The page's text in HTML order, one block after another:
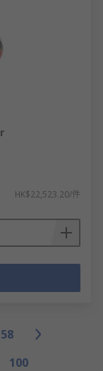
HK$22,523.20/件
58
100